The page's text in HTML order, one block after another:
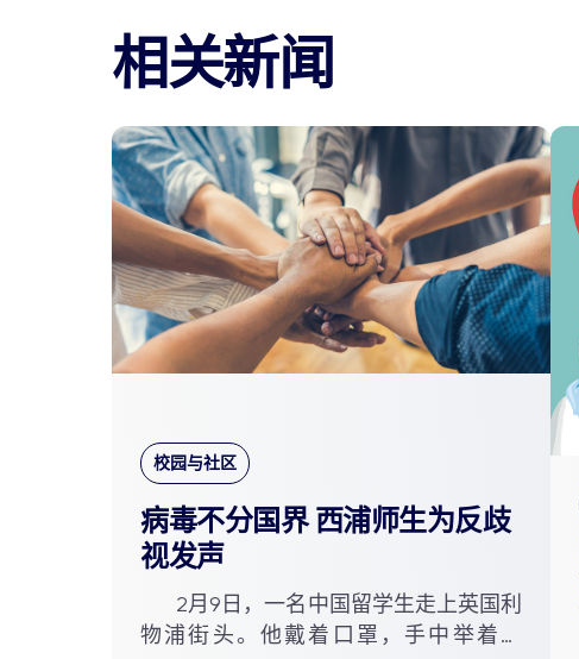
相关新闻
校园与社区
病毒不分国界 西浦师生为反歧
视发声
2月9日，一名中国留学生走上英国利
物浦街头。他戴着口罩，手中举着牌